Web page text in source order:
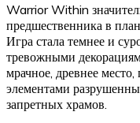
Warrior Within
предшественника в
Игра стала темнее и
тревожными
мрачное, древнее
элементами
запретных храмов.